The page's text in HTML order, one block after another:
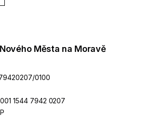
Města na Moravě
0100
1544 7942 0207